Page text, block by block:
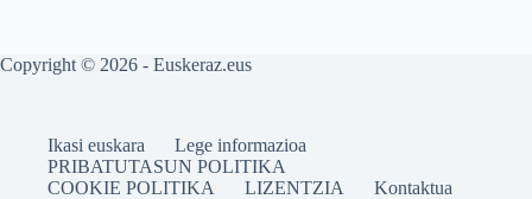
Copyright © 2026 - Euskeraz.eus
Ikasi euskara
Lege informazioa
PRIBATUTASUN POLITIKA
COOKIE POLITIKA
LIZENTZIA Kontaktua